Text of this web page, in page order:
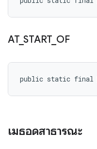
AT_START_ OF
public static final
เมธอดสาธารณะ